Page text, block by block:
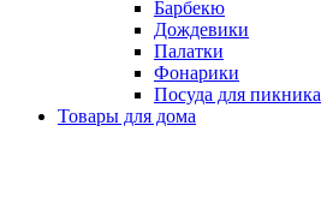
Барбекю
Дождевики
Палатки
Фонарики
Посуда для пикника
Товары для дома